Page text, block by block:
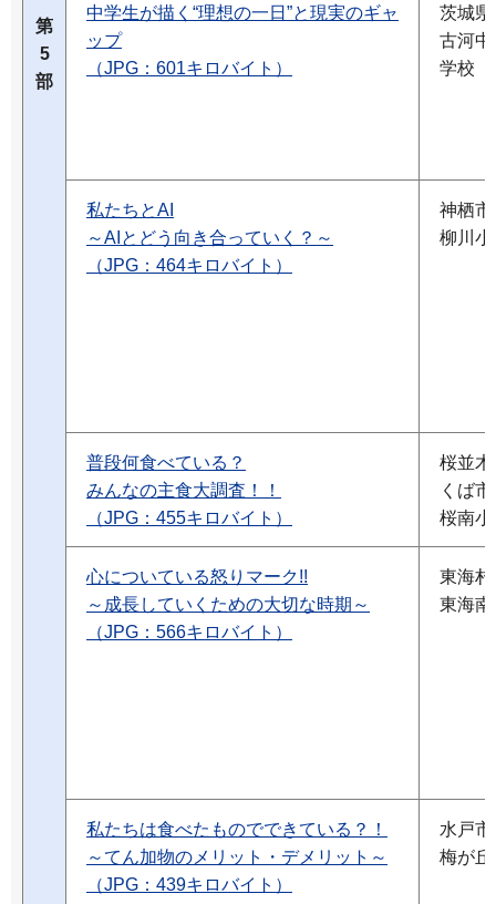
第
5
部
中学生が描く“理想の一日”と現実のギャ
ップ
（JPG：601キロバイト）
茨城県
古河
学校
私たちとAI
～AIとどう向き合っていく？～
（JPG：464キロバイト）
神栖市
柳川
普段何食べている？
みんなの主食大調査！！
（JPG：455キロバイト）
桜並
くば
桜南
心についている怒りマーク!!
～成長していくための大切な時期～
（JPG：566キロバイト）
東海村
東海
私たちは食べたものでできている？！
～てん加物のメリット・デメリット～
（JPG：439キロバイト）
水戸
梅が